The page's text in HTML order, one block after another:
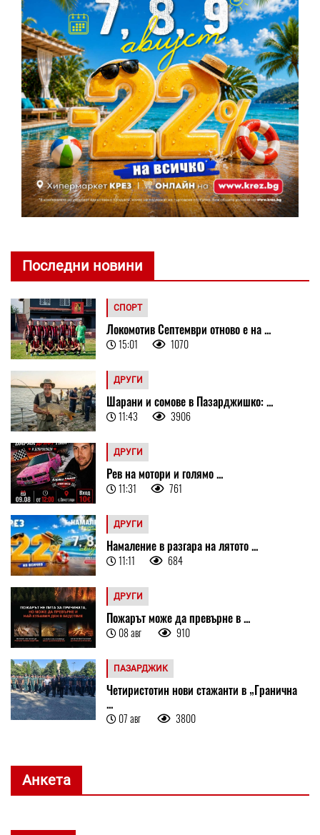
Последни новини
СПОРТ
Локомотив Септември отново е на ...
15:01 1070
ДРУГИ
Шарани и сомове в Пазарджишко: ...
11:43 3906
ДРУГИ
Рев на мотори и голямо ...
11:31 761
ДРУГИ
Намаление в разгара на лятото ...
11:11 684
ДРУГИ
Пожарът може да превърне в ...
08 авг 910
ПАЗАРДЖИК
Четиристотин нови стажанти в „Гранична
...
07 авг 3800
Анкета